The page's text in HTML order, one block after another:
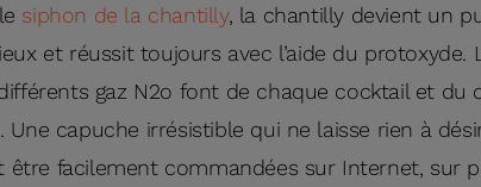
siphon de la chantilly, la chantilly devient un
et réussit toujours avec l’aide du protoxyde.
gaz N2o font de chaque cocktail et du
capuche irrésistible qui ne laisse rien à
être facilement commandées sur Internet, sur